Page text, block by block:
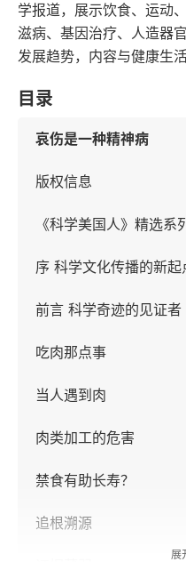
学报道，展示饮食、运动
滋病、基因治疗、人造器
发展趋势，内容与健康生
目录
哀伤是一种精神病
版权信息
《科学美国人》精选系
序 科学文化传播的新起
前言 科学奇迹的见证者
吃肉那点事
当人遇到肉
肉类加工的危害
禁食有助长寿？
追根溯源
展